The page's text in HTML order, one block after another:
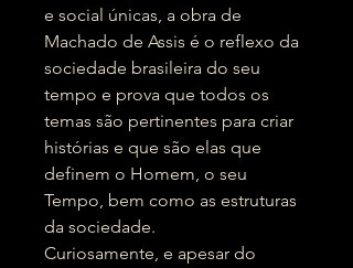
e social únicas, a obra de
Machado de Assis é o reflexo da
sociedade brasileira do seu
tempo e prova que todos os
temas são pertinentes para criar
histórias e que são elas que
definem o Homem, o seu
Tempo, bem como as estruturas
da sociedade.
Curiosamente, e apesar do